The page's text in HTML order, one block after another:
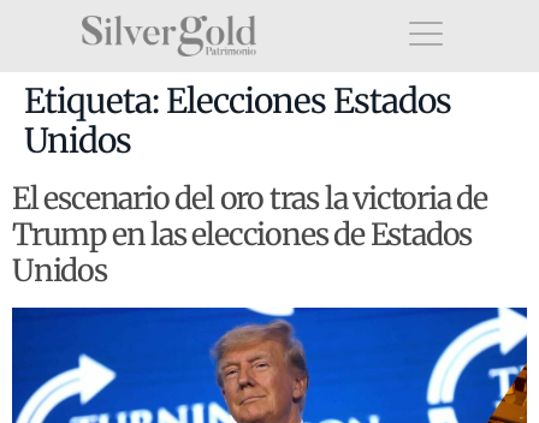
Etiqueta:Elecciones Estados
Unidos
El escenario del oro tras la victoria de
Trump en las elecciones de Estados
Unidos